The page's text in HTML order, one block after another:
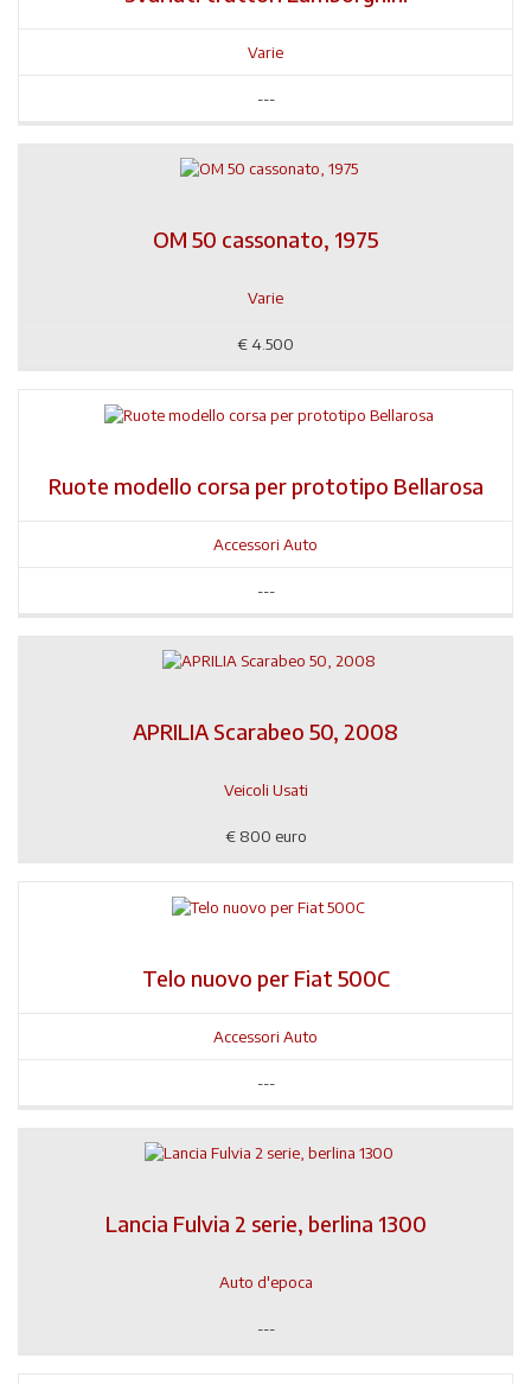
Varie
---
OM 50 cassonato, 1975
Varie
€ 4.500
Ruote modello corsa per prototipo Bellarosa
Accessori Auto
---
APRILIA Scarabeo 50, 2008
Veicoli Usati
€ 800 euro
Telo nuovo per Fiat 500C
Accessori Auto
---
Lancia Fulvia 2 serie, berlina 1300
Auto d'epoca
---